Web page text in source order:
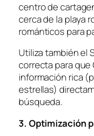
centro de
cerca de la playa
románticos para
Utiliza también el
correcta para
información rica
estrellas)
búsqueda.
3. Optimización